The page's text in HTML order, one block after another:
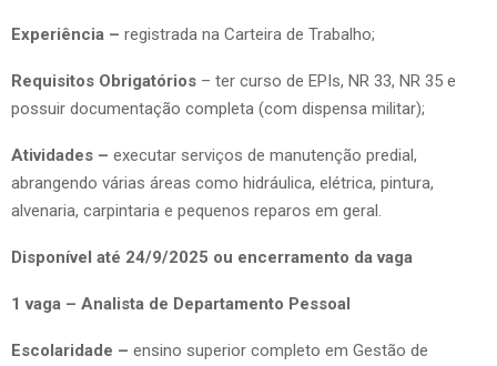
Experiência – registrada na Carteira de Trabalho;
Requisitos Obrigatórios – ter curso de EPIs, NR 33, NR 35 e
possuir documentação completa (com dispensa militar);
Atividades – executar serviços de manutenção predial,
abrangendo várias áreas como hidráulica, elétrica, pintura,
alvenaria, carpintaria e pequenos reparos em geral.
Disponível até 24/9/2025 ou encerramento da vaga
1 vaga – Analista de Departamento Pessoal
Escolaridade – ensino superior completo em Gestão de